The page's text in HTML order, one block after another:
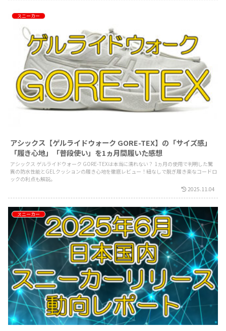
スニーカー
アシックス【ゲルライドウォーク GORE-TEX】の「サイズ感」
「履き心地」「普段使い」を1ヵ月間履いた感想
アシックス ゲルライドウォーク GORE-TEXは本当に濡れない？ 1ヵ月の使用で判明した驚
異の防水性能とGELクッションの履き心地を徹底レビュー！紐なしで脱ぎ履き楽なコードロ
ックの利点も解説。
2025.11.04
スニーカー